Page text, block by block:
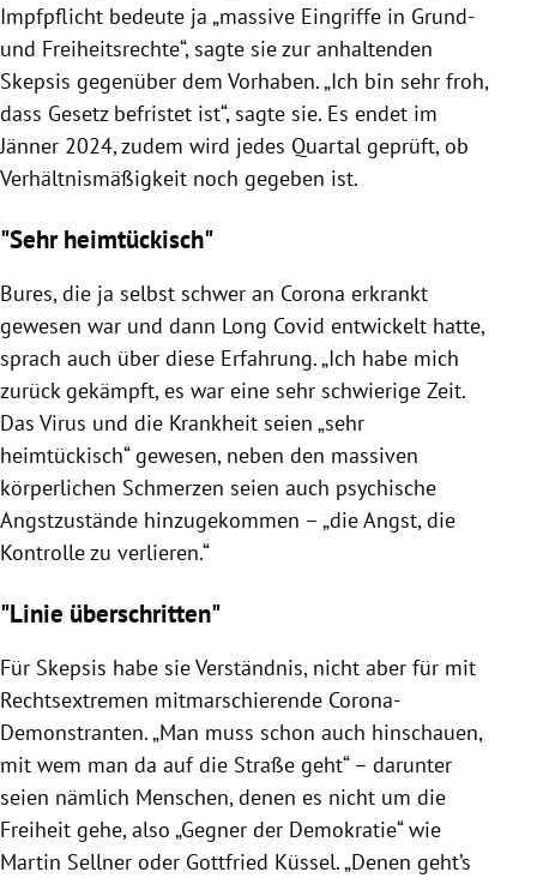
Impfpflicht bedeute ja „massive Eingriffe in Grund-
und Freiheitsrechte“, sagte sie zur anhaltenden
Skepsis gegenüber dem Vorhaben. „Ich bin sehr froh,
dass Gesetz befristet ist“, sagte sie. Es endet im
Jänner 2024, zudem wird jedes Quartal geprüft, ob
Verhältnismäßigkeit noch gegeben ist.
"Sehr heimtückisch"
Bures, die ja selbst schwer an Corona erkrankt
gewesen war und dann Long Covid entwickelt hatte,
sprach auch über diese Erfahrung. „Ich habe mich
zurück gekämpft, es war eine sehr schwierige Zeit.
Das Virus und die Krankheit seien „sehr
heimtückisch“ gewesen, neben den massiven
körperlichen Schmerzen seien auch psychische
Angstzustände hinzugekommen – „die Angst, die
Kontrolle zu verlieren.“
"Linie überschritten"
Für Skepsis habe sie Verständnis, nicht aber für mit
Rechtsextremen mitmarschierende Corona-
Demonstranten. „Man muss schon auch hinschauen,
mit wem man da auf die Straße geht“ – darunter
seien nämlich Menschen, denen es nicht um die
Freiheit gehe, also „Gegner der Demokratie“ wie
Martin Sellner oder Gottfried Küssel. „Denen geht’s